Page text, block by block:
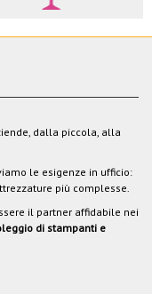
dalla piccola, alla
le esigenze in ufficio:
più complesse.
il partner affidabile nei
di stampanti e